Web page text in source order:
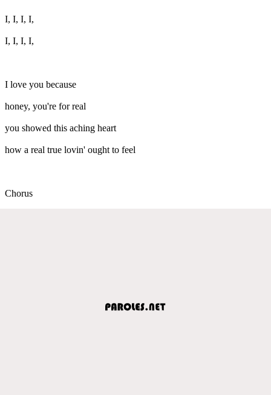
I, I, I, I,
I, I, I, I,
I love you because
honey, you're for real
you showed this aching heart
how a real true lovin' ought to feel
Chorus